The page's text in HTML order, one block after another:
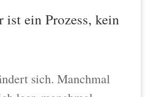
ist ein Prozess, kein
sich. Manchmal